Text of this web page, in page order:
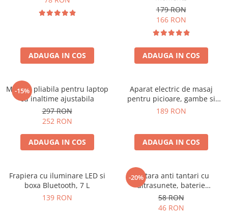
ADAUGA IN COS
179 RON
166 RON
ADAUGA IN COS
-15%
Masuta pliabila pentru laptop
cu inaltime ajustabila
297 RON
252 RON
ADAUGA IN COS
Aparat electric de masaj
pentru picioare, gambe si
brate
189 RON
ADAUGA IN COS
Frapiera cu iluminare LED si
boxa Bluetooth, 7 L
139 RON
-20%
Bratara anti tantari cu
ultrasunete, baterie
reincarcabila 90mAh
58 RON
46 RON